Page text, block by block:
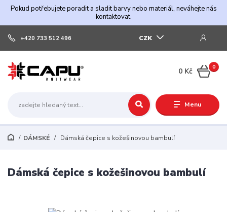
Pokud potřebujete poradit a sladit barvy nebo materiál, neváhejte nás
kontaktovat.
Menu
CZK
+420 733 512 496
0
0 Kč
DÁMSKÉ Dámská čepice s kožešinovou bambulí
Dámská čepice s kožešinovou bambulí